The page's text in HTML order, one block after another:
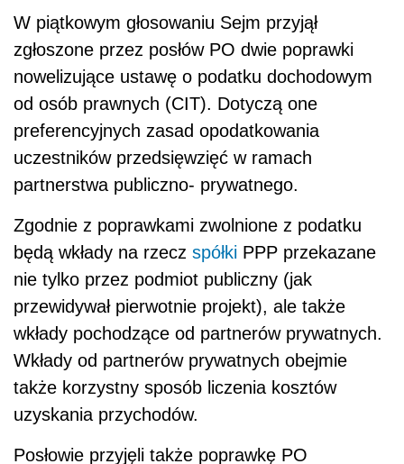
W piątkowym głosowaniu Sejm przyjął
zgłoszone przez posłów PO dwie poprawki
nowelizujące ustawę o podatku dochodowym
od osób prawnych (CIT). Dotyczą one
preferencyjnych zasad opodatkowania
uczestników przedsięwzięć w ramach
partnerstwa publiczno- prywatnego.
Zgodnie z poprawkami zwolnione z podatku
będą wkłady na rzecz spółki PPP przekazane
nie tylko przez podmiot publiczny (jak
przewidywał pierwotnie projekt), ale także
wkłady pochodzące od partnerów prywatnych.
Wkłady od partnerów prywatnych obejmie
także korzystny sposób liczenia kosztów
uzyskania przychodów.
Posłowie przyjęli także poprawkę PO